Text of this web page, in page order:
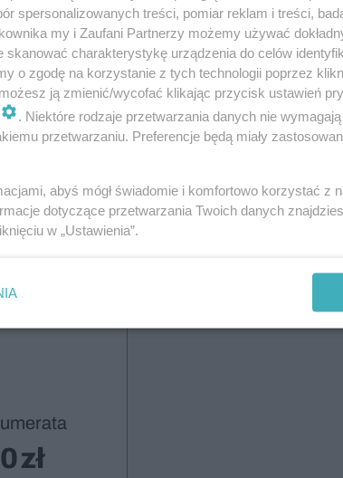
wersji online i PDF, dostawa do
wybranego przez Ciebie
Paczkomatu InPost
spersonalizowanych treści, pomiar reklam i treści,
my i Zaufani Partnerzy możemy używać
charakterystykę urządzenia do celów
o zgodę na korzystanie z tych technologii poprzez
ją zmienić/wycofać klikając przycisk ustawień
. Niektóre rodzaje przetwarzania danych nie
przetwarzaniu. Preferencje będą miały
abyś mógł świadomie i komfortowo korzystać z
dotyczące przetwarzania Twoich danych
w „Ustawienia”.